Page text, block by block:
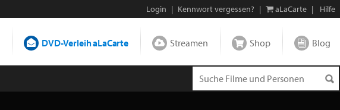
Login | Kennwort vergessen? | aLaCarte | Hilfe
DVD-Verleih aLaCarte Streamen Shop Blog